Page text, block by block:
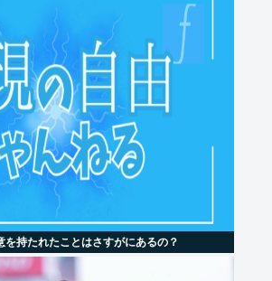
持たれたことはさすがにあるの？